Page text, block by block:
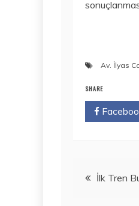
Av. İlyas
SHARE
Yazıİlk Tren